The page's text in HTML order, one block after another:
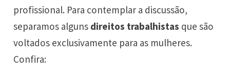
profissional. Para contemplar a discussão,
separamos alguns direitos trabalhistas que são
voltados exclusivamente para as mulheres.
Confira: